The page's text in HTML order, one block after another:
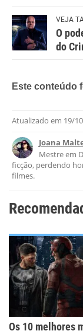
VEJA
O
do
Este conteúdo
Este
Este
Outro
Atualizado em 19/
Joana
Mestre em
ficção, perdendo
filmes.
Os 10 melhores